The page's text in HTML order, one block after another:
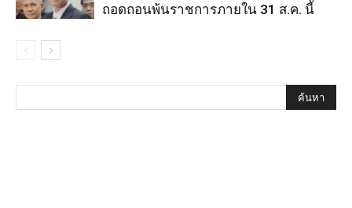
ถอดถอนพ้นราชการภายใน 31 ส.ค. นี้